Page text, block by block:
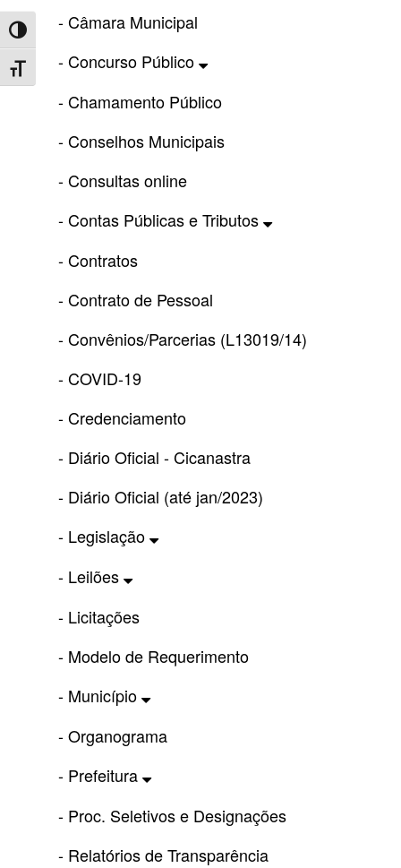
Toggle High Contrast
Toggle Font size
- Câmara Municipal
- Concurso Público
- Chamamento Público
- Conselhos Municipais
- Consultas online
- Contas Públicas e Tributos
- Contratos
- Contrato de Pessoal
- Convênios/Parcerias (L13019/14)
- COVID-19
- Credenciamento
- Diário Oficial - Cicanastra
- Diário Oficial (até jan/2023)
- Legislação
- Leilões
- Licitações
- Modelo de Requerimento
- Município
- Organograma
- Prefeitura
- Proc. Seletivos e Designações
- Relatórios de Transparência